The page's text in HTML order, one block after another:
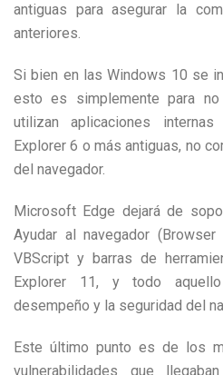
antiguas para asegurar la
anteriores.
Si bien en las Windows 10 se
esto es simplemente para
utilizan aplicaciones
Explorer 6 o más antiguas, no
del navegador.
Microsoft Edge dejará de
Ayudar al navegador
VBScript y barras de
Explorer 11, y todo
desempeño y la seguridad del
Este último punto es de los
vulnerabilidades que